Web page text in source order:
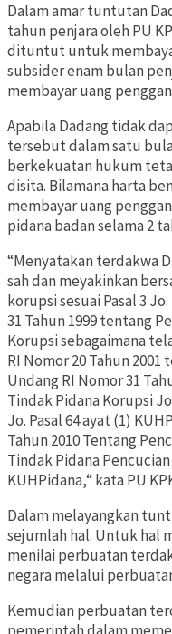
Dalam amar tuntutan
tahun penjara oleh PU
dituntut untuk
subsider enam bulan
membayar uang
Apabila Dadang tidak
tersebut dalam satu
berkekuatan hukum
disita. Bilamana harta
membayar uang
pidana badan selama 2
“Menyatakan terdakwa
sah dan meyakinkan
korupsi sesuai Pasal 3
31 Tahun 1999 tentang
Korupsi sebagaimana
RI Nomor 20 Tahun
Undang RI Nomor 31
Tindak Pidana Korupsi
Jo. Pasal 64 ayat (1)
Tahun 2010 Tentang
Tindak Pidana
KUHPidana,“ kata PU
Dalam melayangkan
sejumlah hal. Untuk hal
menilai perbuatan
negara melalui
Kemudian perbuatan